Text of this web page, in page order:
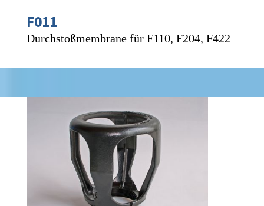
F011
Durchstoßmembrane für F110, F204, F422